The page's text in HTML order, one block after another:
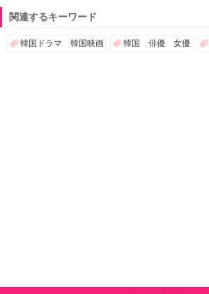
関連するキーワード
韓国ドラマ 韓国映画 韓国 俳優 女優